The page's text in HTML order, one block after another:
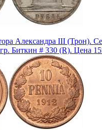
Александра III (Трон).
Биткин # 330 (R). Цена